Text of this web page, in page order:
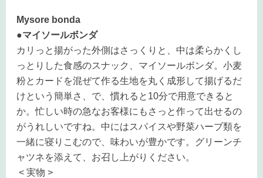
Mysore bonda
●マイソールボンダ
カリっと揚がった外側はさっくりと、中は柔らかくし
っとりした食感のスナック、マイソールボンダ。小麦
粉とカードを混ぜて作る生地を丸く成形して揚げるだ
けという簡単さ、で、慣れると10分で用意できると
か。忙しい時の急なお客様にもさっと作って出せるの
がうれしいですね。中にはスパイスや野菜ハーブ類を
一緒に寝りこむので、味わいが豊かです。グリーンチ
ャツネを添えて、お召し上がりください。
< 実物 >